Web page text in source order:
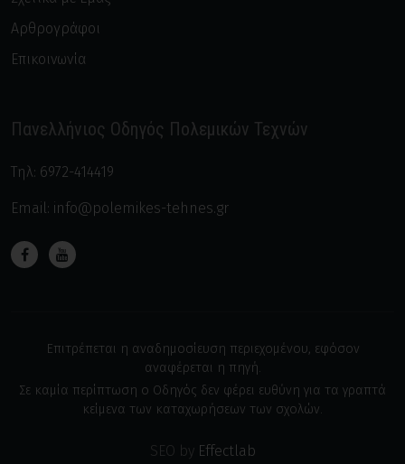
Αρθρογράφοι
Επικοινωνία
Πανελλήνιος Οδηγός Πολεμικών Τεχνών
Τηλ: 6972-414419
Email: info@polemikes-tehnes.gr
Επιτρέπεται η αναδημοσίευση περιεχομένου, εφόσον
αναφέρεται η πηγή.
Σε καμία περίπτωση ο Οδηγός δεν φέρει ευθύνη για τα γραπτά
κείμενα των καταχωρήσεων των σχολών.
SEO by Effectlab